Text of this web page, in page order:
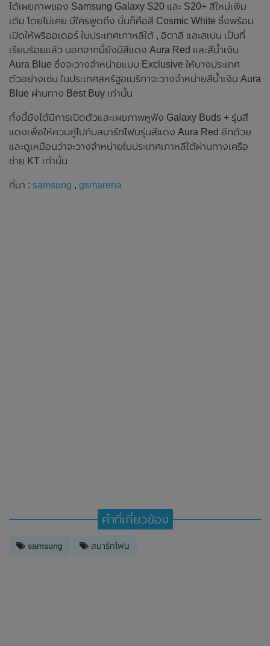
ได้เผยภาพของ Samsung Galaxy S20 และ S20+ สีใหม่เพิ่ม
เติม โดยไม่เคย มีใครพูดถึง นั่นก็คือสี Cosmic White ซึ่งพร้อม
เปิดให้พรีออเดอร์ ในประเทศเกาหลีใต้ , อิตาลี และสเปน เป็นที่
เรียบร้อยแล้ว นอกจากนี้ยังมีสีแดง Aura Red และสีน้ำเงิน
Aura Blue ซึ่งจะวางจำหน่ายแบบ Exclusive ให้บางประเทศ
ตัวอย่างเช่น ในประเทศสหรัฐอเมริกาจะวางจำหน่ายสีน้ำเงิน Aura
Blue ผ่านทาง Best Buy เท่านั้น
ทั้งนี้ยังได้มีการเปิดตัวและเผยภาพหูฟัง Galaxy Buds + รุ่นสี
แดงเพื่อให้ควบคู่ไปกับสมาร์ทโฟนรุ่นสีแดง Aura Red อีกด้วย
และดูเหมือนว่าจะวางจำหน่ายในประเทศเกาหลีใต้ผ่านทางเครือ
ข่าย KT เท่านั้น
ที่มา : samsung , gsmarena
คำที่เกี่ยวข้อง
samsung สมาร์ทโฟน